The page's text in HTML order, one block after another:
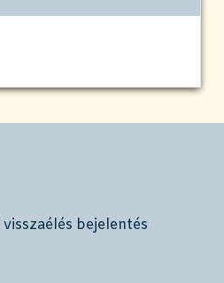
bejelentés